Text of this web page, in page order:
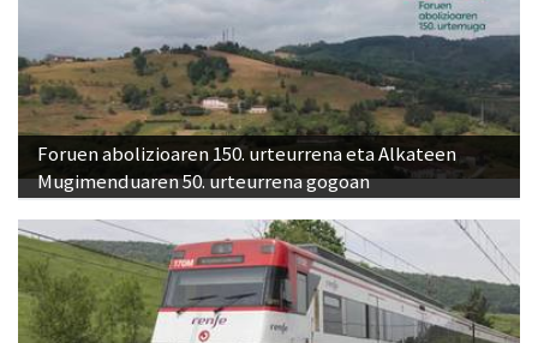
Foruen abolizioaren 150. urteurrena eta Alkateen
Mugimenduaren 50. urteurrena gogoan